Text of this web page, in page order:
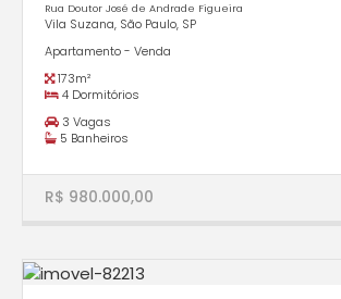
Rua Doutor José de Andrade Figueira
Vila Suzana, São Paulo, SP
Apartamento - Venda
173m²
4 Dormitórios
3 Vagas
5 Banheiros
R$ 980.000,00